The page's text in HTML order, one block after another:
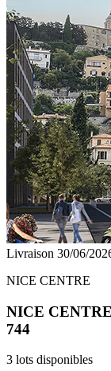
Livraison 30/06/
NICE CENTRE
NICE CENTRE
744
3 lots disponibles